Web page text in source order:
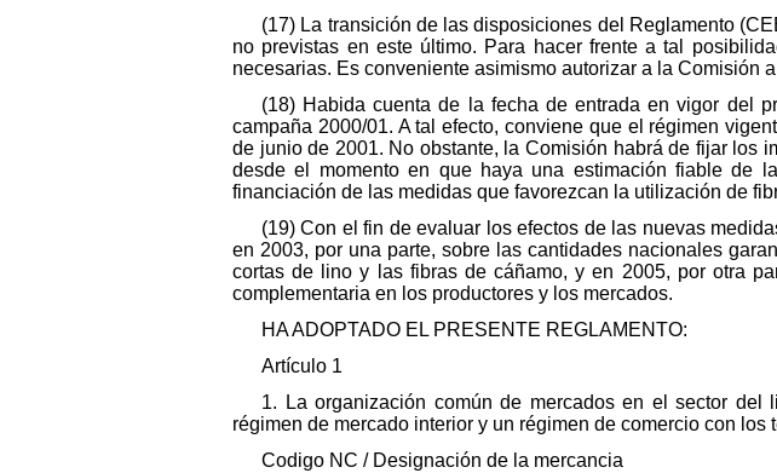
(17) La transición de las disposiciones del Reglamento
no previstas en este último. Para hacer frente a tal
necesarias. Es conveniente asimismo autorizar a la Comisión
(18) Habida cuenta de la fecha de entrada en vigor del
campaña 2000/01. A tal efecto, conviene que el régimen
de junio de 2001. No obstante, la Comisión habrá de fijar los
desde el momento en que haya una estimación fiable de
financiación de las medidas que favorezcan la utilización de
(19) Con el fin de evaluar los efectos de las nuevas
en 2003, por una parte, sobre las cantidades nacionales
cortas de lino y las fibras de cáñamo, y en 2005, por otra
complementaria en los productores y los mercados.
HA ADOPTADO EL PRESENTE REGLAMENTO:
Artículo 1
1. La organización común de mercados en el sector
régimen de mercado interior y un régimen de comercio con
Codigo NC / Designación de la mercancia